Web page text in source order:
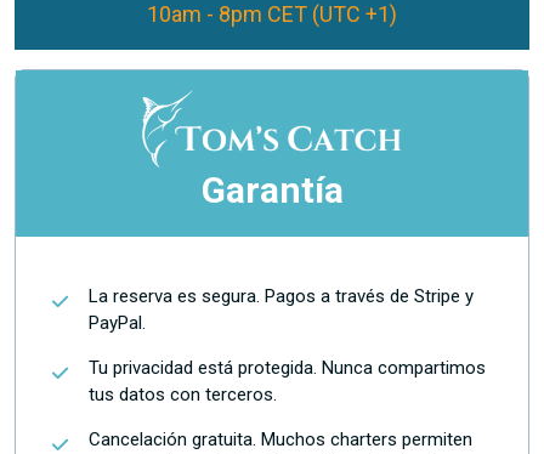
10am - 8pm CET (UTC +1)
Garantía
La reserva es segura. Pagos a través de Stripe y
PayPal.
Tu privacidad está protegida. Nunca compartimos
tus datos con terceros.
Cancelación gratuita. Muchos charters permiten